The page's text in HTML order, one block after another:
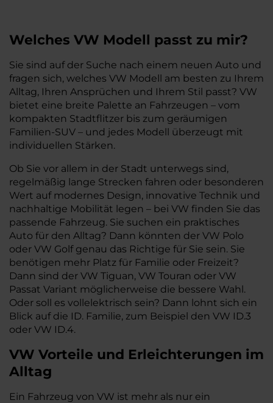
Welches VW Modell passt zu mir?
Sie sind auf der Suche nach einem neuen Auto und
fragen sich, welches VW Modell am besten zu Ihrem
Alltag, Ihren Ansprüchen und Ihrem Stil passt? VW
bietet eine breite Palette an Fahrzeugen – vom
kompakten Stadtflitzer bis zum geräumigen
Familien-SUV – und jedes Modell überzeugt mit
individuellen Stärken.
Ob Sie vor allem in der Stadt unterwegs sind,
regelmäßig lange Strecken fahren oder besonderen
Wert auf modernes Design, innovative Technik und
nachhaltige Mobilität legen – bei VW finden Sie das
passende Fahrzeug. Sie suchen ein praktisches
Auto für den Alltag? Dann könnten der VW Polo
oder VW Golf genau das Richtige für Sie sein. Sie
benötigen mehr Platz für Familie oder Freizeit?
Dann sind der VW Tiguan, VW Touran oder VW
Passat Variant möglicherweise die bessere Wahl.
Oder soll es vollelektrisch sein? Dann lohnt sich ein
Blick auf die ID. Familie, zum Beispiel den VW ID.3
oder VW ID.4.
VW Vorteile und Erleichterungen im
Alltag
Ein Fahrzeug von VW ist mehr als nur ein